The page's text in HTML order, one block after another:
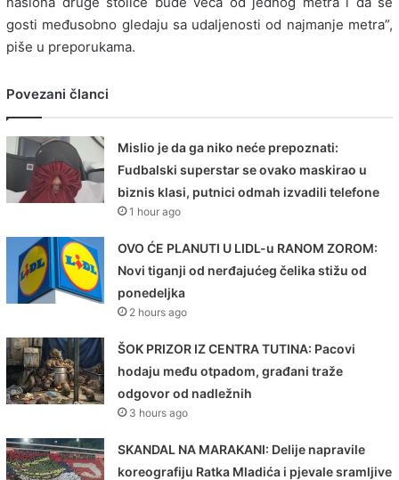
gosti međusobno gledaju sa udaljenosti od najmanje metra”,
piše u preporukama.
Povezani članci
Mislio je da ga niko neće prepoznati:
Fudbalski superstar se ovako maskirao u
biznis klasi, putnici odmah izvadili telefone
1 hour ago
OVO ĆE PLANUTI U LIDL-u RANOM ZOROM:
Novi tiganji od nerđajućeg čelika stižu od
ponedeljka
2 hours ago
ŠOK PRIZOR IZ CENTRA TUTINA: Pacovi
hodaju među otpadom, građani traže
odgovor od nadležnih
3 hours ago
SKANDAL NA MARAKANI: Delije napravile
koreografiju Ratka Mladića i pjevale sramljive